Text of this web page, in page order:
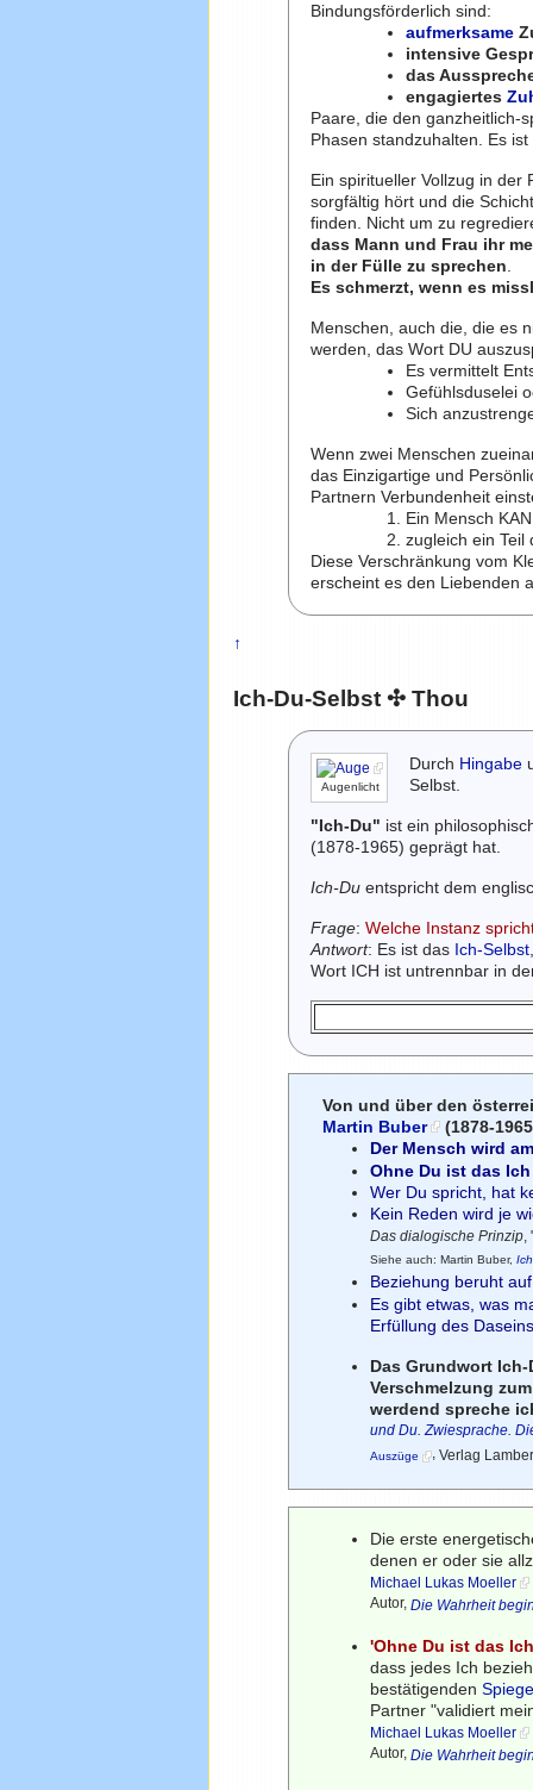
Bindungsförderlich sind:
aufmerksame
intensive
das
engagiertes
Paare, die den ganzheitlich-
Phasen standzuhalten. Es
Ein spiritueller Vollzug in
sorgfältig hört und die
finden. Nicht um zu
dass Mann und Frau ihr
in der Fülle zu sprechen.
Es schmerzt, wenn es
Menschen, auch die, die es
werden, das Wort DU
Es vermittelt
Gefühlsduselei
Sich
Wenn zwei Menschen
das Einzigartige und
Partnern Verbundenheit
Ein Mensch
zugleich ein
Diese Verschränkung vom
erscheint es den Liebenden
↑
Ich-Du-Selbst ✣ Thou
Augenlicht
Durch Hingabe
Selbst.
"Ich-Du" ist ein
(1878-1965) geprägt hat.
Ich-Du entspricht dem
Frage:Welche Instanz
Antwort: Es ist das Ich-Selbst
Wort ICH ist untrennbar in
Von und über den
Martin Buber
(1878-
Der Mensch wird
Ohne Du ist das
Wer Du spricht, hat
Kein Reden wird je
Das dialogische Prinzip,
Siehe auch: Martin Buber,
Beziehung beruht
Es gibt etwas, was
Erfüllung des
Das Grundwort
Verschmelzung
werdend spreche
und Du. Zwiesprache.
Auszüge ,Verlag
Die erste
denen er oder sie
Michael Lukas Moeller
Autor,Die Wahrheit
'Ohne Du ist das
dass jedes Ich
bestätigenden
Partner "validiert
Michael Lukas Moeller
Autor,Die Wahrheit